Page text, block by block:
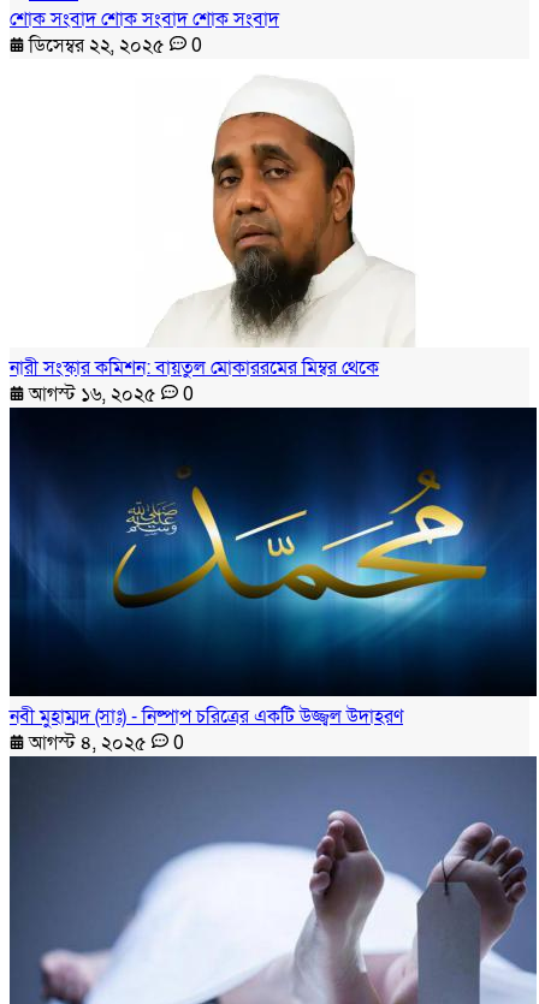
শোক সংবাদ শোক সংবাদ শোক সংবাদ
ডিসেম্বর ২২, ২০২৫
0
নারী সংস্কার কমিশন: বায়তুল মোকাররমের মিম্বর থেকে
আগস্ট ১৬, ২০২৫
0
নবী মুহাম্মদ (সাঃ) - নিষ্পাপ চরিত্রের একটি উজ্জ্বল উদাহরণ
আগস্ট ৪, ২০২৫
0